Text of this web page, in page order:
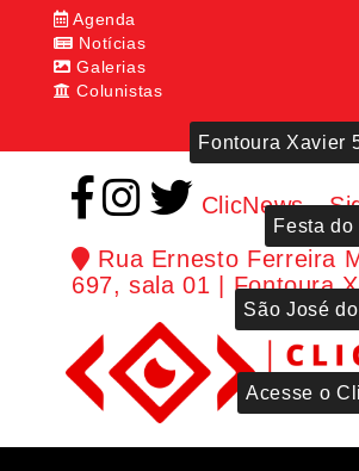
Agenda
Notícias
Galerias
Colunistas
ClicNews -
Rua Ernesto Ferreira
697, sala 01 | Fontoura
Acesse o
São José
Festa
Fontoura Xavier